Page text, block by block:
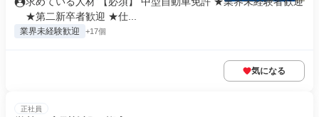
★第二新卒者歓迎 ★仕...
業界未経験歓迎 +17個
気になる
正社員